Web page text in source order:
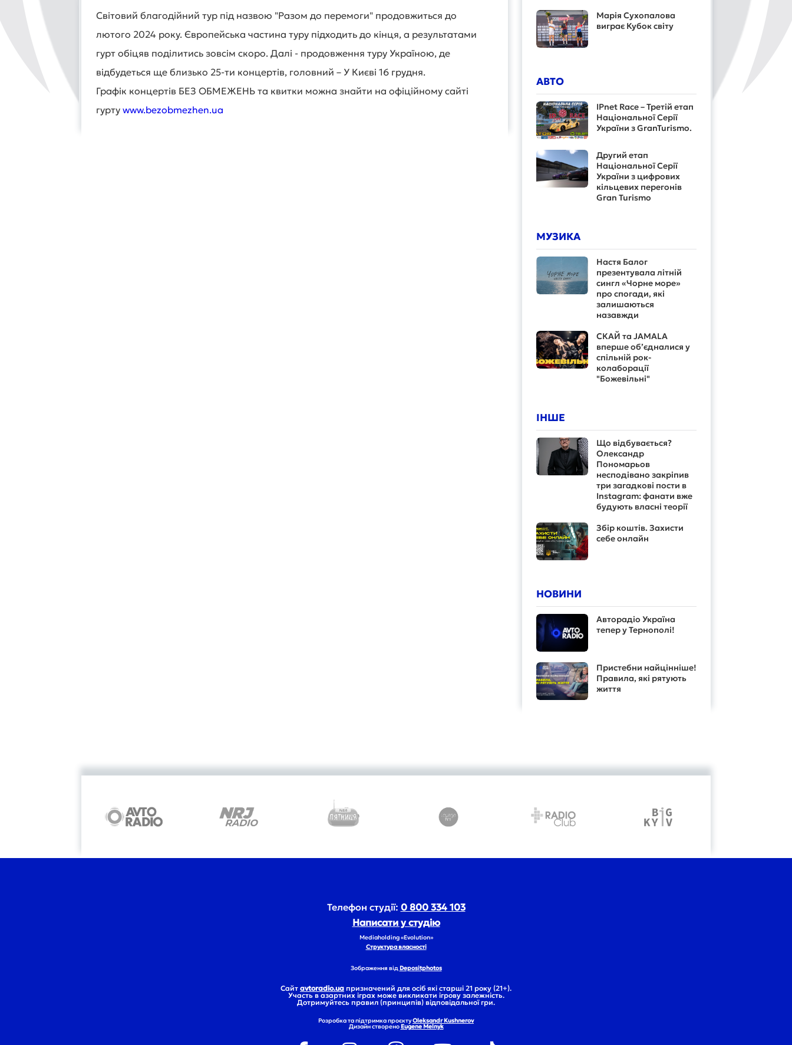
Світовий благодійний тур під назвою "Разом до перемоги" продовжиться до
лютого 2024 року. Європейська частина туру підходить до кінця, а результатами
гурт обіцяв поділитись зовсім скоро. Далі - продовження туру Україною, де
відбудеться ще близько 25-ти концертів, головний – У Києві 16 грудня.
Графік концертів БЕЗ ОБМЕЖЕНЬ та квитки можна знайти на офіційному сайті
гурту www.bezobmezhen.ua
Марія Сухопалова
виграє Кубок світу
АВТО
IPnet Race – Третій етап
Національної Серії
України з GranTurismo.
Другий етап
Національної Серії
України з цифрових
кільцевих перегонів
Gran Turismo
МУЗИКА
Настя Балог
презентувала літній
сингл «Чорне море»
про спогади, які
залишаються
назавжди
СКАЙ та JAMALA
вперше об’єдналися у
спільній рок-
колаборації
"Божевільні"
ІНШЕ
Що відбувається?
Олександр
Пономарьов
несподівано закріпив
три загадкові пости в
Instagram: фанати вже
будують власні теорії
Збір коштів. Захисти
себе онлайн
НОВИНИ
Авторадіо Україна
тепер у Тернополі!
Пристебни найцінніше!
Правила, які рятують
життя
Телефон студії: 0 800 334 103
Написати у студію
Mediaholding «Evolution»
Структура власності
Зображення відDepositphotos
Сайт avtoradio.ua призначений для осіб які старші 21 року (21+).
Участь в азартних іграх може викликати ігрову залежність.
Дотримуйтесь правил (принципів) відповідальної гри.
Розробка та підтримка проєктуOleksandr Kushnerov
Дизайн створеноEugene Melnyk